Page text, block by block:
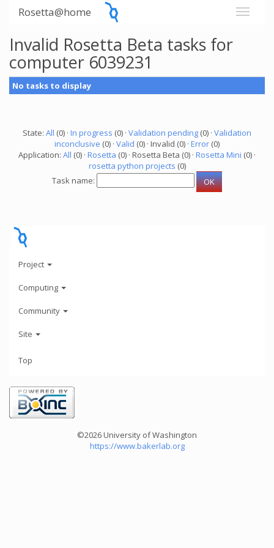
Rosetta@home
Invalid Rosetta Beta tasks for
computer 6039231
No tasks to display
State: All (0) · In progress (0) · Validation pending (0) · Validation
inconclusive (0) · Valid (0) · Invalid (0) · Error (0)
Application: All (0) · Rosetta (0) · Rosetta Beta (0) · Rosetta Mini (0) ·
rosetta python projects (0)
Task name:
Project
Computing
Community
Site
Top
©2026 University of Washington
https://www.bakerlab.org